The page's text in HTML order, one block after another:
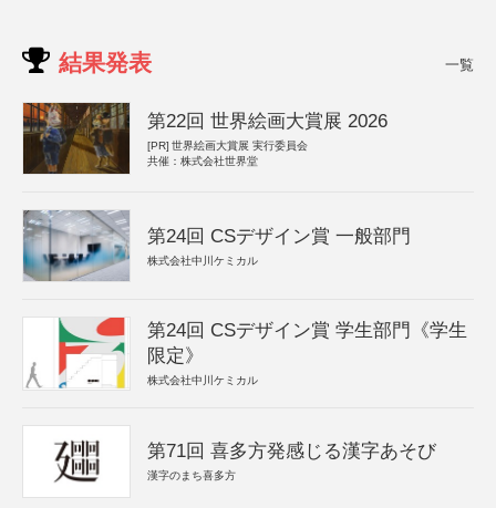
結果発表 一覧
第22回 世界絵画大賞展 2026
[PR] 世界絵画大賞展 実行委員会
共催：株式会社世界堂
第24回 CSデザイン賞 一般部門
株式会社中川ケミカル
第24回 CSデザイン賞 学生部門《学生
限定》
株式会社中川ケミカル
第71回 喜多方発感じる漢字あそび
漢字のまち喜多方